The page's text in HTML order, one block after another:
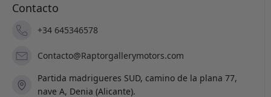
Contacto
+34 645346578
Contacto@Raptorgallerymotors.com
Partida madrigueres SUD, camino de la plana 77,
nave A, Denia (Alicante).